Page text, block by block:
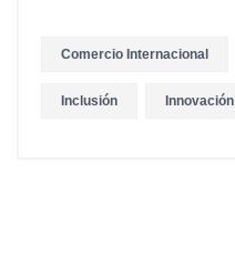
Comercio Internacional
Inclusión Innovación